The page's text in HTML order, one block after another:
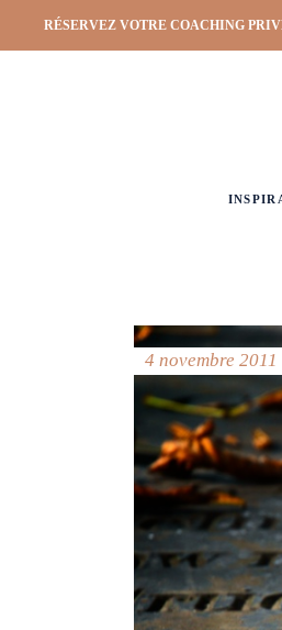
RÉSERVEZ VOTRE COACHING
4 novembre 2011